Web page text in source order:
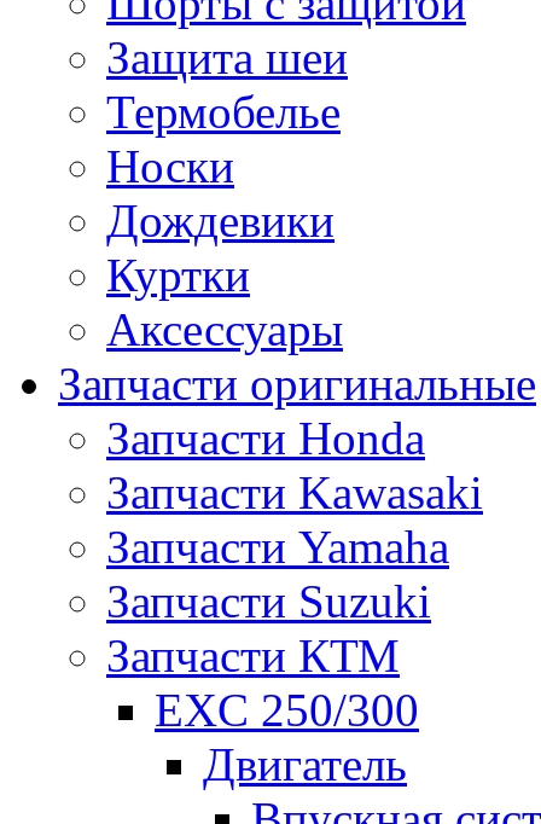
Защита шеи
Термобелье
Носки
Дождевики
Куртки
Аксессуары
Запчасти оригинальные
Запчасти Honda
Запчасти Kawasaki
Запчасти Yamaha
Запчасти Suzuki
Запчасти КТМ
EXC 250/300
Двигатель